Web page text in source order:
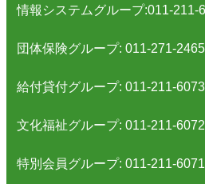
情報システムグループ:011-211-
団体保険グループ: 011-271-2465
給付貸付グループ: 011-211-6073
文化福祉グループ: 011-211-6072
特別会員グループ: 011-211-6071